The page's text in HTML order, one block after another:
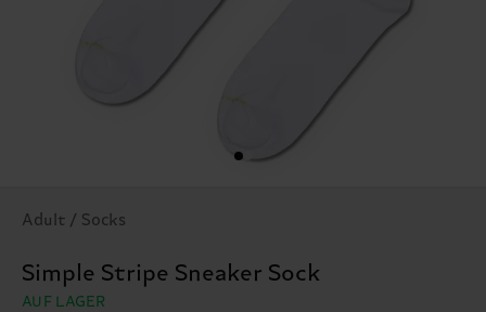
Adult / Socks
Simple Stripe Sneaker Sock
AUF LAGER